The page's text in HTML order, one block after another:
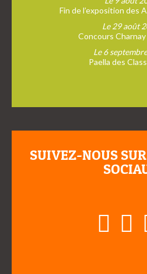
Fin de l’exposition des
Le 29 août
Concours
Le 6
Paella des
SUIVEZ-NOUS